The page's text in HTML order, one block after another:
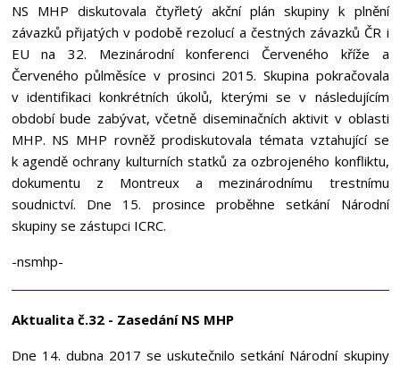
NS MHP diskutovala čtyřletý akční plán skupiny k plnění
závazků přijatých v podobě rezolucí a čestných závazků ČR i
EU na 32. Mezinárodní konferenci Červeného kříže a
Červeného půlměsíce v prosinci 2015. Skupina pokračovala
v identifikaci konkrétních úkolů, kterými se v následujícím
období bude zabývat, včetně diseminačních aktivit v oblasti
MHP. NS MHP rovněž prodiskutovala témata vztahující se
k agendě ochrany kulturních statků za ozbrojeného konfliktu,
dokumentu z Montreux a mezinárodnímu trestnímu
soudnictví. Dne 15. prosince proběhne setkání Národní
skupiny se zástupci ICRC.
-nsmhp-
Aktualita č.32 - Zasedání NS MHP
Dne 14. dubna 2017 se uskutečnilo setkání Národní skupiny